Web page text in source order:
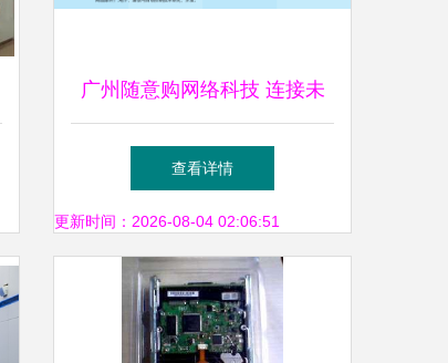
广州随意购网络科技 连接未
来的本地化网络技术服务新锐
查看详情
更新时间：2026-08-04 02:06:51